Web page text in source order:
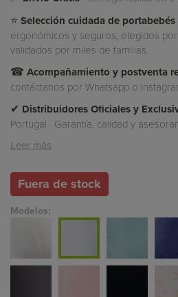
⭐ Selección cuidada de portabebés
ergonómicos y seguros, elegidos
validados por miles de familias.
☎ Acompañamiento y postventa
contáctanos por Whatsapp o
✔ Distribuidores Oficiales y
Portugal · Garantía, calidad y
Leer más
Fuera de stock
Modelos: